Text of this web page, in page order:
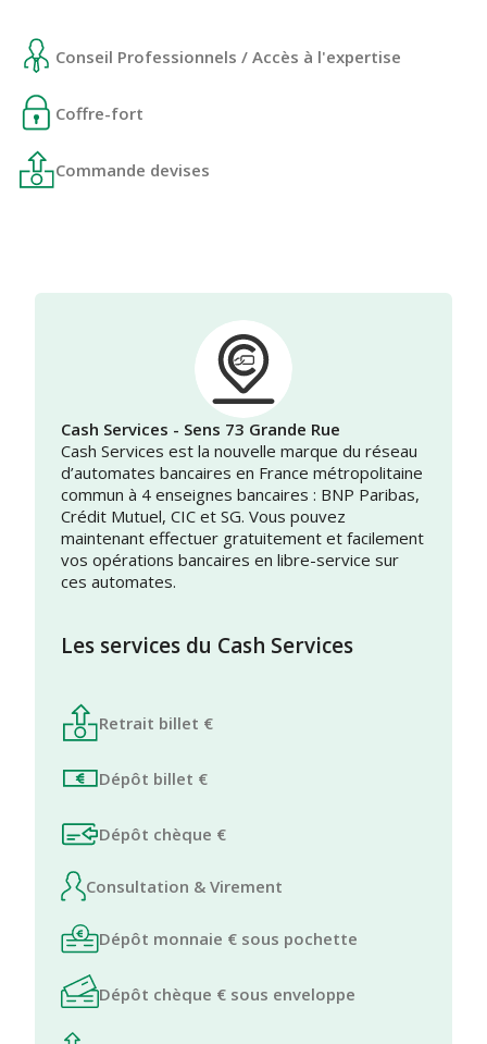
Conseil Professionnels / Accès à l'expertise
Coffre-fort
Commande devises
Cash Services - Sens 73 Grande Rue
Cash Services est la nouvelle marque du réseau
d’automates bancaires en France métropolitaine
commun à 4 enseignes bancaires : BNP Paribas,
Crédit Mutuel, CIC et SG. Vous pouvez
maintenant effectuer gratuitement et facilement
vos opérations bancaires en libre-service sur
ces automates.
Les services du Cash Services
Retrait billet €
Dépôt billet €
Dépôt chèque €
Consultation & Virement
Dépôt monnaie € sous pochette
Dépôt chèque € sous enveloppe